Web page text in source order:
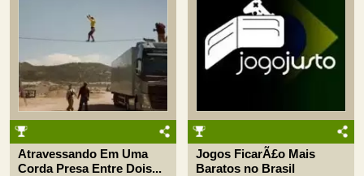
Atravessando Em Uma
Corda Presa Entre Dois...
Jogos FicarÃ£o Mais
Baratos no Brasil